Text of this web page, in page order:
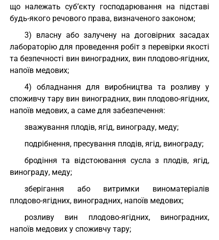
що належать суб’єкту господарювання на підставі
будь-якого речового права, визначеного законом;
3) власну або залучену на договірних засадах
лабораторію для проведення робіт з перевірки якості
та безпечності вин виноградних, вин плодово-ягідних,
напоїв медових;
4) обладнання для виробництва та розливу у
споживчу тару вин виноградних, вин плодово-ягідних,
напоїв медових, а саме для забезпечення:
зважування плодів, ягід, винограду, меду;
подрібнення, пресування плодів, ягід, винограду;
бродіння та відстоювання сусла з плодів, ягід,
винограду, меду;
зберігання або витримки виноматеріалів
плодово-ягідних, виноградних, напоїв медових;
розливу вин плодово-ягідних, виноградних,
напоїв медових у споживчу тару;